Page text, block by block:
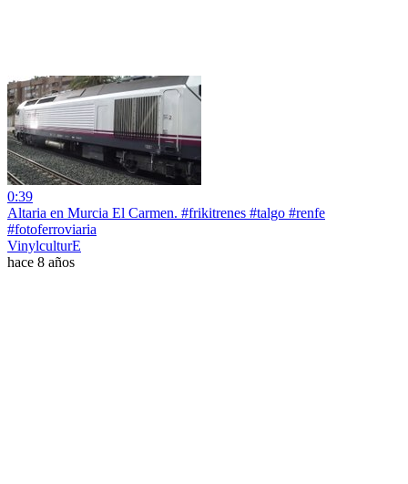
0:39
Altaria en Murcia El Carmen. #frikitrenes #talgo #renfe
#fotoferroviaria
VinylculturE
hace 8 años